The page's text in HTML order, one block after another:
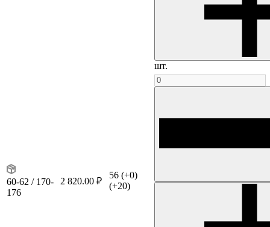
шт.
60-62 / 170-
176
2 820.00 ₽
56 (+0)
(+20)